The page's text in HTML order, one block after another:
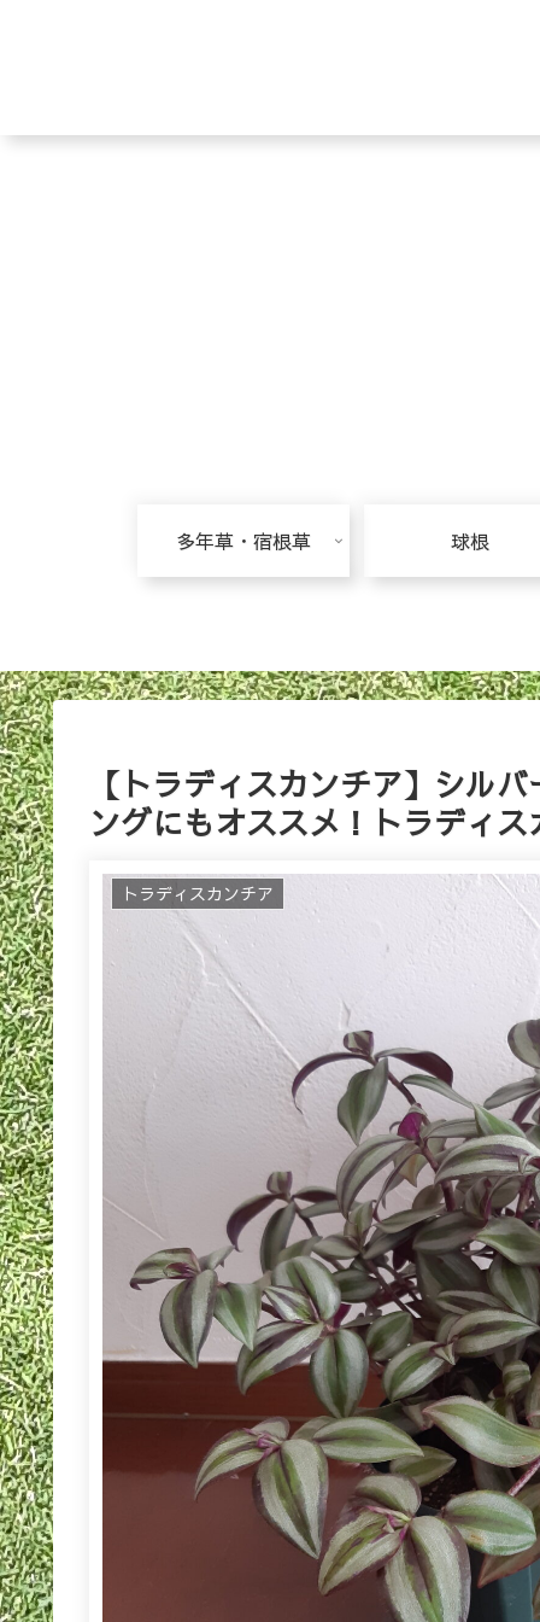
多年草・宿根草 球根
【トラディスカンチア】シル
ングにもオススメ！トラディ
トラディスカンチア